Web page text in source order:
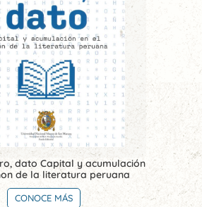
dato Capital y acumulación
de la literatura peruana
CONOCE MÁS